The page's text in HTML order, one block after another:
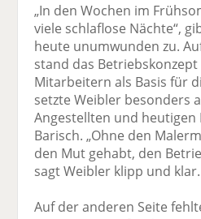
„In den Wochen im
viele schlaflose Nächte“,
heute unumwunden zu.
stand das
Mitarbeitern als Basis für
setzte Weibler besonders
Angestellten und
Barisch. „Ohne den
den Mut gehabt, den
sagt Weibler klipp und klar.
Auf der anderen Seite